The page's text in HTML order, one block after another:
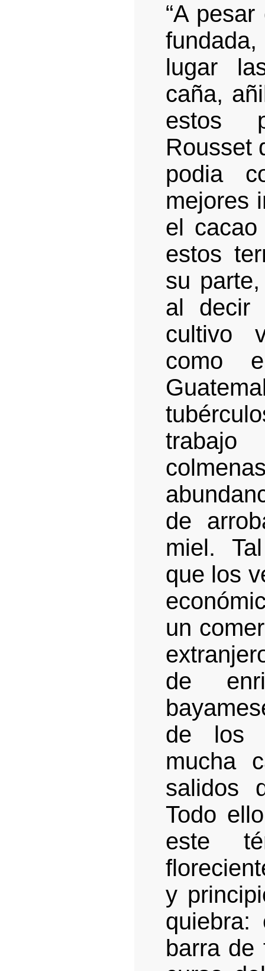
“A
lugar
caña,
estos
Rousset
podia
mejores
el
estos
su
al decir
cultivo
como
de
miel.
que los
un
de
de los
mucha
salidos
Todo
este
y
quiebra:
barra de